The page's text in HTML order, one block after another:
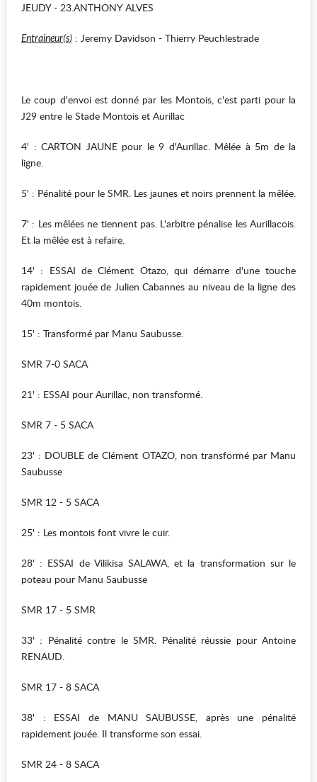
JEUDY - 23.ANTHONY ALVES
Entraineur(s) : Jeremy Davidson - Thierry Peuchlestrade
Le coup d'envoi est donné par les Montois, c'est parti pour la
J29 entre le Stade Montois et Aurillac
4' : CARTON JAUNE pour le 9 d'Aurillac. Mêlée à 5m de la
ligne.
5' : Pénalité pour le SMR. Les jaunes et noirs prennent la mêlée.
7' : Les mêlées ne tiennent pas. L'arbitre pénalise les Aurillacois.
Et la mêlée est à refaire.
14' : ESSAI de Clément Otazo, qui démarre d'une touche
rapidement jouée de Julien Cabannes au niveau de la ligne des
40m montois.
15' : Transformé par Manu Saubusse.
SMR 7-0 SACA
21' : ESSAI pour Aurillac, non transformé.
SMR 7 - 5 SACA
23' : DOUBLE de Clément OTAZO, non transformé par Manu
Saubusse
SMR 12 - 5 SACA
25' : Les montois font vivre le cuir.
28' : ESSAI de Vilikisa SALAWA, et la transformation sur le
poteau pour Manu Saubusse
SMR 17 - 5 SMR
33' : Pénalité contre le SMR. Pénalité réussie pour Antoine
RENAUD.
SMR 17 - 8 SACA
38' : ESSAI de MANU SAUBUSSE, après une pénalité
rapidement jouée. Il transforme son essai.
SMR 24 - 8 SACA